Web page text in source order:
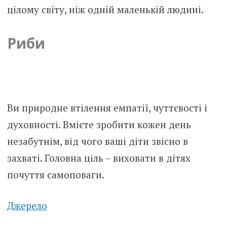
цілому світу, ніж одній маленькій людині.
Риби
Ви природне втілення емпатії, чуттєвості і
духовності. Вмієте зробити кожен день
незабутнім, від чого ваші діти звісно в
захваті. Головна ціль – виховати в дітях
почуття самоповаги.
Джерело